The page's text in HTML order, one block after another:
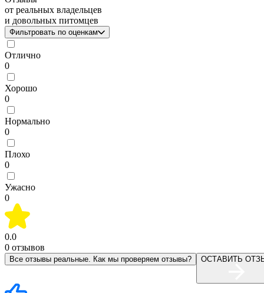
от реальных владельцев
и довольных питомцев
Фильтровать по оценкам
Отлично
0
Хорошо
0
Нормально
0
Плохо
0
Ужасно
0
0.0
0 отзывов
Все отзывы реальные. Как мы проверяем отзывы? ОСТАВИТЬ